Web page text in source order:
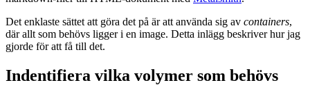
Det enklaste sättet att göra det på är att använda sig av containers,
där allt som behövs ligger i en image. Detta inlägg beskriver hur jag
gjorde för att få till det.
Indentifiera vilka volymer som behövs